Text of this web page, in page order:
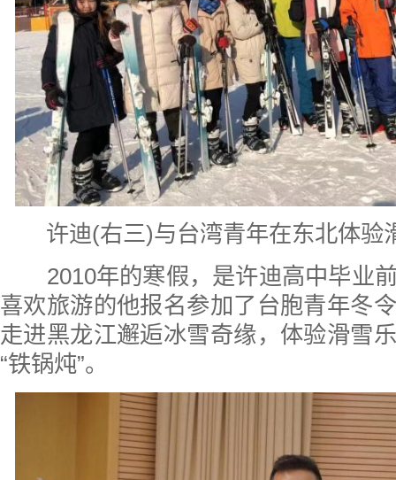
许迪(右三)与台湾青年在东北体验
2010年的寒假，是许迪高中毕业
喜欢旅游的他报名参加了台胞青年冬
走进黑龙江邂逅冰雪奇缘，体验滑雪
“铁锅炖”。